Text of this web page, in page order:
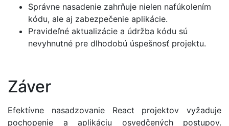
Správne nasadenie zahrňuje nielen nafúkolením
kódu, ale aj zabezpečenie aplikácie.
Pravideľné aktualizácie a údržba kódu sú
nevyhnutné pre dlhodobú úspešnosť projektu.
Záver
Efektívne nasadzovanie React projektov vyžaduje
pochopenie a aplikáciu osvedčených postupov.